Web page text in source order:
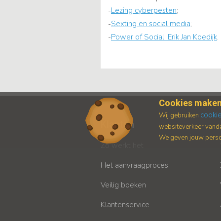
-Lezing cyberpesten;
-Sexting en social media;
-Power of Social: Erik Jan Koedijk.
Klanten
Zo werkt het
Het aanvraagproces
Veilig boeken
Klantenservice
Cookies
Wij gebruiken
websiteverkeer
We geven jouw